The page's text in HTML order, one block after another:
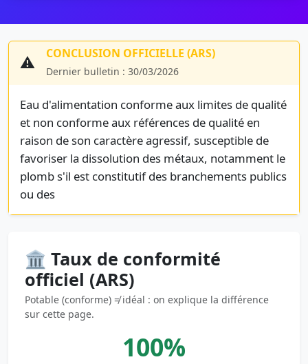
⚠️ CONCLUSION OFFICIELLE (ARS)
Dernier bulletin : 30/03/2026
Eau d'alimentation conforme aux limites de qualité
et non conforme aux références de qualité en
raison de son caractère agressif, susceptible de
favoriser la dissolution des métaux, notamment le
plomb s'il est constitutif des branchements publics
ou des
🏛️ Taux de conformité
officiel (ARS)
Potable (conforme) ≠ idéal : on explique la différence
sur cette page.
100%